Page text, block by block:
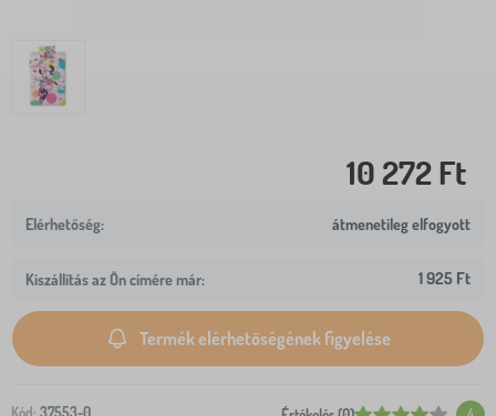
10 272 Ft
átmenetileg elfogyott
Kiszállítás az Ön címére már: 1 925 Ft
Termék elérhetőségének figyelése